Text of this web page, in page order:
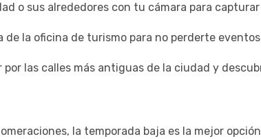
o sus alrededores con tu cámara para
de la oficina de turismo para no perderte
por las calles más antiguas de la ciudad y
la temporada baja es la mejor